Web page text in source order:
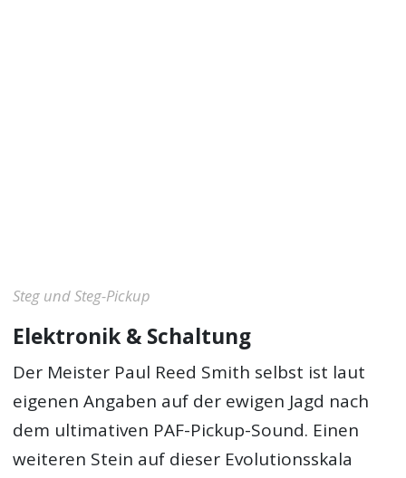
Steg und Steg-Pickup
Elektronik & Schaltung
Der Meister Paul Reed Smith selbst ist laut
eigenen Angaben auf der ewigen Jagd nach
dem ultimativen PAF-Pickup-Sound. Einen
weiteren Stein auf dieser Evolutionsskala